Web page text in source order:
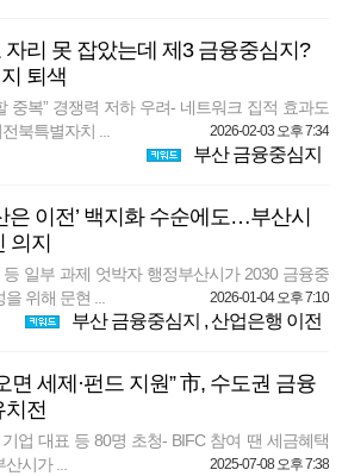
자리 못 잡았는데 제3 금융중심지?
퇴색
중복” 경쟁력 저하 우려- 네트워크 집적 효과도
북특별자치 ...
2026-02-03 오후 7:34
부산 금융중심지
은 이전’ 백지화 수순에도…부산시
의지
일부 과제 엇박자 행정부산시가 2030 금융중
위해 문현 ...
2026-01-04 오후 7:10
부산 금융중심지 ,산업은행 이전
면 세제·펀드 지원” 市, 수도권 금융
치전
업 대표 등 80명 초청- BIFC 참여 땐 세금혜택
시가 ...
2025-07-08 오후 7:38